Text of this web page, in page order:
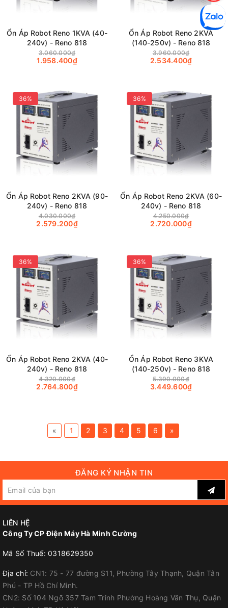
Ổn Áp Robot Reno 1KVA (40-
240v) - Reno 818
3.060.000₫
1.958.400₫
Ổn Áp Robot Reno 2KVA
(140-250v) - Reno 818
3.960.000₫
2.534.400₫
36%
Ổn Áp Robot Reno 2KVA (90-
240v) - Reno 818
4.030.000₫
2.579.200₫
36%
Ổn Áp Robot Reno 2KVA (60-
240v) - Reno 818
4.250.000₫
2.720.000₫
36%
Ổn Áp Robot Reno 2KVA (40-
240v) - Reno 818
4.320.000₫
2.764.800₫
36%
Ổn Áp Robot Reno 3KVA
(140-250v) - Reno 818
5.390.000₫
3.449.600₫
« 1 2 3 4 5 6 »
ĐĂNG KÝ NHẬN TIN
LIÊN HỆ
Công Ty CP Điện Máy Hà Minh Cường
Mã Số Thuế: 0318629350
Địa chỉ: CN1: 75 - 77 đường S11, Phường Tây Thạnh, Quận Tân
Phú - TP Hồ Chí Minh.
CN2: Số 104 Ngõ 357 Tam Trinh Phường Hoàng Văn Thụ, Quận